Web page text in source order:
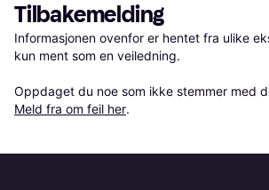
Tilbakemelding
Informasjonen ovenfor er hentet fra ulike
kun ment som en veiledning.
Oppdaget du noe som ikke stemmer med
Meld fra om feil her.